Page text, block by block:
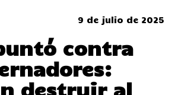
9 de julio de 2025
contra
destruir al